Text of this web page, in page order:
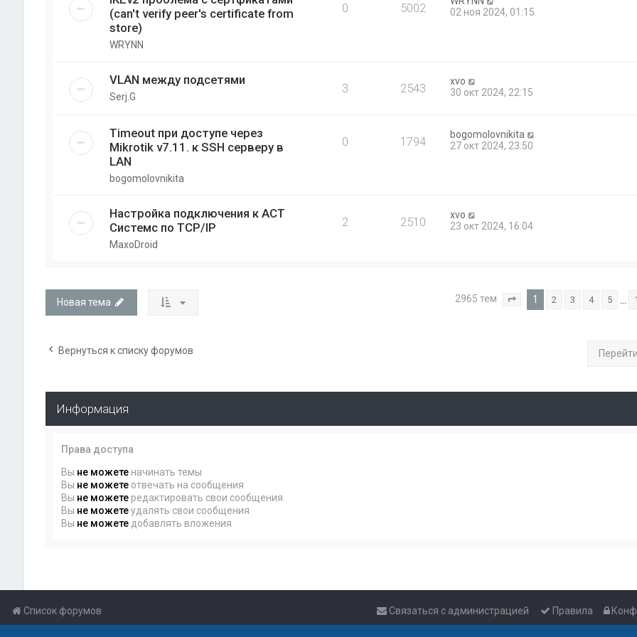
(can't verify peer's certificate from
store)
WRYNN
0 5002
02 ноя 2024, 01:15
VLAN между подсетями
Serj.G
3 2543
xvo
30 окт 2024, 22:15
Timeout при доступе через
Mikrotik v7.11. к SSH серверу в
LAN
bogomolovnikita
0 1794
bogomolovnikita
27 окт 2024, 23:50
Настройка подключения к АСТ
Системс по TCP/IP
MaxoDroid
2 2510
xvo
23 окт 2024, 16:04
Новая тема 2965 тем Страница из 119
1 2 3 4 5
Вернуться к списку форумов Перейти
Информация
Права доступа
Вы не можетеначинать темы
Вы не можетеотвечать на сообщения
Вы не можетередактировать свои сообщения
Вы не можетеудалять свои сообщения
Вы не можетедобавлять вложения
Список форумов Правила
Связаться с администрацией